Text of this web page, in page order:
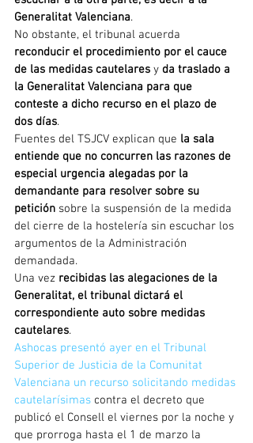
Generalitat Valenciana.
No obstante, el tribunal acuerda
reconducir el procedimiento por el cauce
de las medidas cautelares y da traslado a
la Generalitat Valenciana para que
conteste a dicho recurso en el plazo de
dos días.
Fuentes del TSJCV explican que la sala
entiende que no concurren las razones de
especial urgencia alegadas por la
demandante para resolver sobre su
petición sobre la suspensión de la medida
del cierre de la hostelería sin escuchar los
argumentos de la Administración
demandada.
Una vez recibidas las alegaciones de la
Generalitat, el tribunal dictará el
correspondiente auto sobre medidas
cautelares.
Ashocas presentó ayer en el Tribunal
Superior de Justicia de la Comunitat
Valenciana un recurso solicitando medidas
cautelarísimas contra el decreto que
publicó el Consell el viernes por la noche y
que prorroga hasta el 1 de marzo la